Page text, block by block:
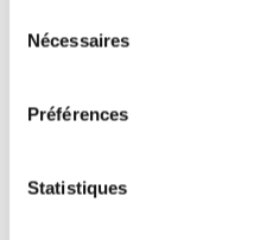
Nécessaires
Préférences
Statistiques